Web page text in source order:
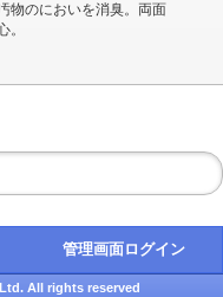
物のにおいを消臭。両面
。
管理画面ログイン
All rights reserved